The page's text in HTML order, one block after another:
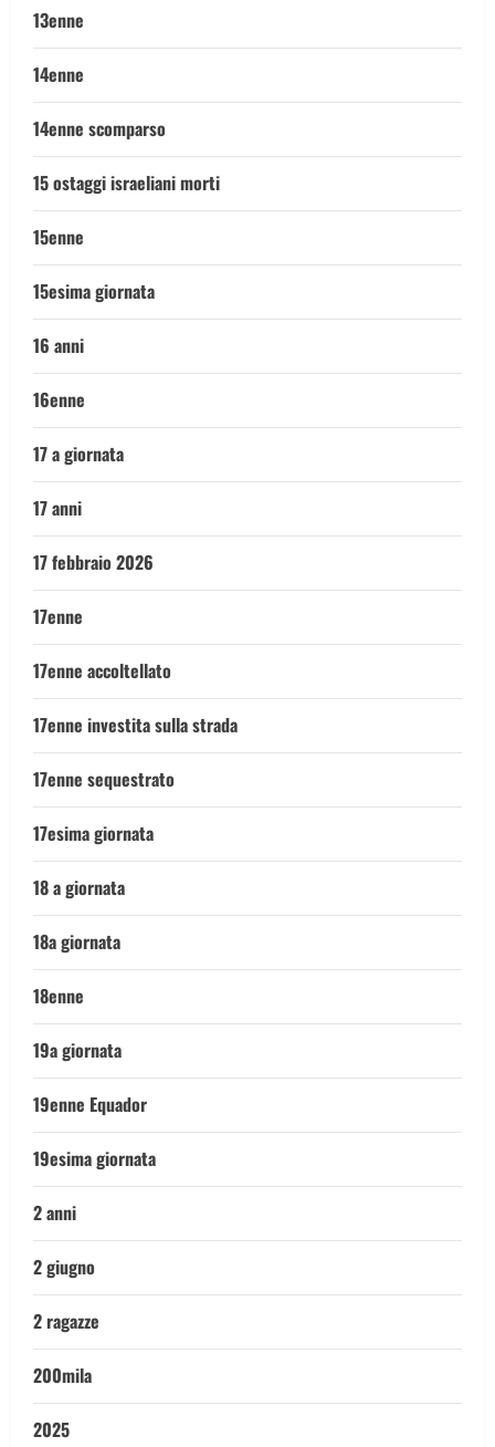
13enne
14enne
14enne scomparso
15 ostaggi israeliani morti
15enne
15esima giornata
16 anni
16enne
17 a giornata
17 anni
17 febbraio 2026
17enne
17enne accoltellato
17enne investita sulla strada
17enne sequestrato
17esima giornata
18 a giornata
18a giornata
18enne
19a giornata
19enne Equador
19esima giornata
2 anni
2 giugno
2 ragazze
200mila
2025